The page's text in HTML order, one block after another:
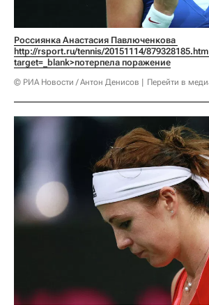
http://rsport.ru/tennis/20151114/
target=_blank>потерпела поражение
© РИА Новости / Антон Денисов Перейти в